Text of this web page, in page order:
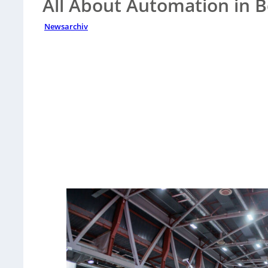
All About Automation in
Newsarchiv